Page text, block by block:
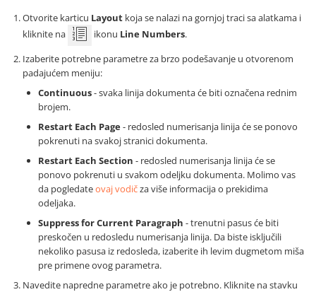
Otvorite karticu Layout koja se nalazi na gornjoj traci sa alatkama i
kliknite na
ikonu Line Numbers.
Izaberite potrebne parametre za brzo podešavanje u otvorenom
padajućem meniju:
Continuous- svaka linija dokumenta će biti označena rednim
brojem.
Restart Each Page- redosled numerisanja linija će se ponovo
pokrenuti na svakoj stranici dokumenta.
Restart Each Section - redosled numerisanja linija će se
ponovo pokrenuti u svakom odeljku dokumenta. Molimo vas
da pogledateovaj vodičza više informacija o prekidima
odeljaka.
Suppress for Current Paragraph - trenutni pasus će biti
preskočen u redosledu numerisanja linija. Da biste isključili
nekoliko pasusa iz redosleda, izaberite ih levim dugmetom miša
pre primene ovog parametra.
Navedite napredne parametre ako je potrebno. Kliknite na stavku